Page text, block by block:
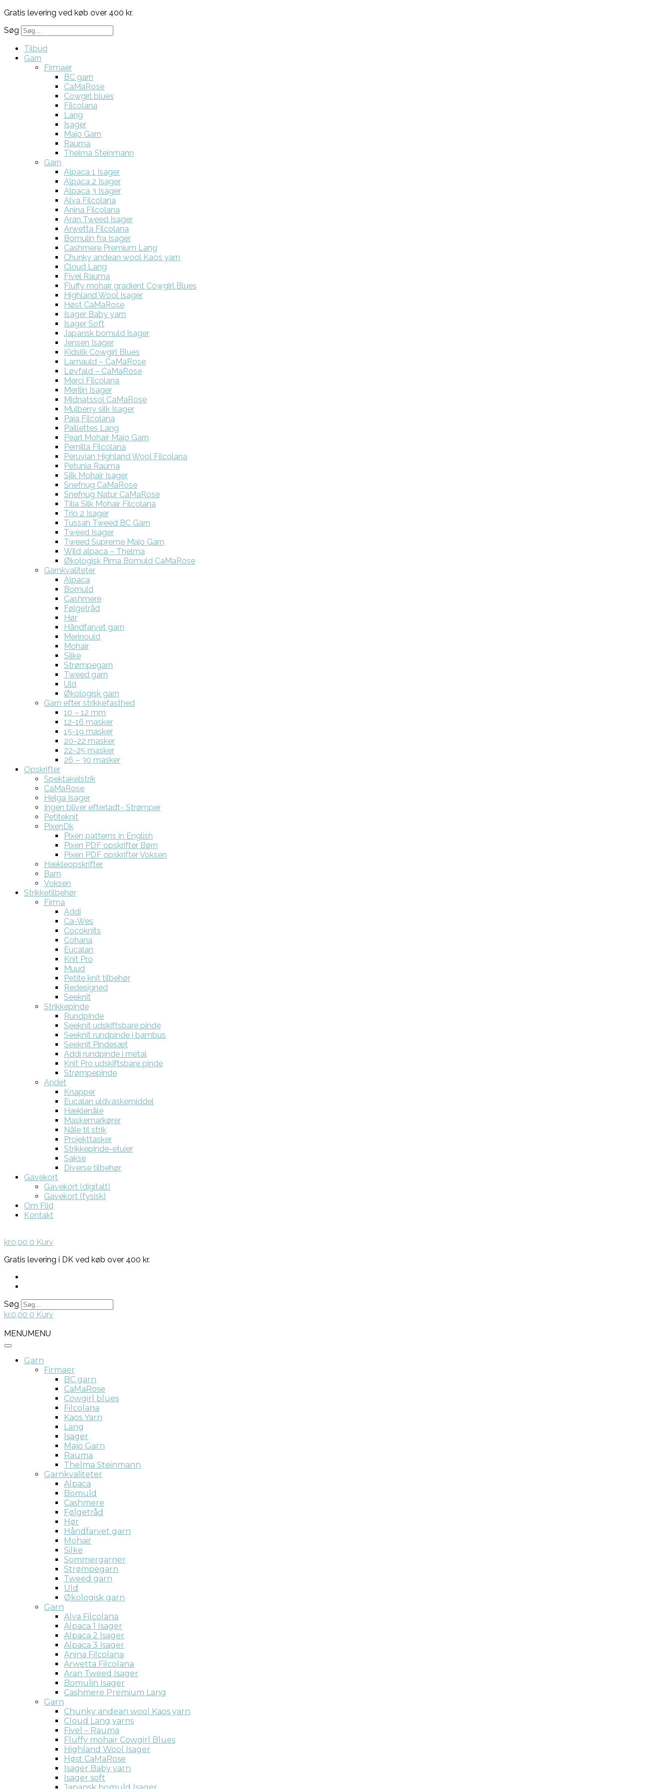
Gratis levering ved køb over 400 kr.
Søg
Tilbud
Garn
Firmaer
BC garn
CaMaRose
Cowgirl blues
Filcolana
Lang
Isager
Majo Garn
Rauma
Thelma Steinmann
Garn
Alpaca 1 Isager
Alpaca 2 Isager
Alpaca 3 Isager
Alva Filcolana
Anina Filcolana
Aran Tweed Isager
Arwetta Filcolana
Bomulin fra Isager
Cashmere Premium Lang
Chunky andean wool Kaos yarn
Cloud Lang
Fivel Rauma
Fluffy mohair gradient Cowgirl Blues
Highland Wool Isager
Høst CaMaRose
Isager Baby yarn
Isager Soft
Japansk bomuld Isager
Jensen Isager
Kidsilk Cowgirl Blues
Lamauld – CaMaRose
Løvfald – CaMaRose
Merci Filcolana
Merilin Isager
Midnatssol CaMaRose
Mulberry silk Isager
Paia Filcolana
Paillettes Lang
Pearl Mohair Majo Garn
Pernilla Filcolana
Peruvian Highland Wool Filcolana
Petunia Rauma
Silk Mohair Isager
Snefnug CaMaRose
Snefnug Natur CaMaRose
Tilia Silk Mohair Filcolana
Trio 2 Isager
Tussah Tweed BC Garn
Tweed Isager
Tweed Supreme Majo Garn
Wild alpaca – Thelma
Økologisk Pima Bomuld CaMaRose
Garnkvaliteter
Alpaca
Bomuld
Cashmere
Følgetråd
Hør
Håndfarvet garn
Merinould
Mohair
Silke
Strømpegarn
Tweed garn
Uld
Økologisk garn
Garn efter strikkefasthed
10 – 12 mm
12-16 masker
15-19 masker
20-22 masker
22-25 masker
26 – 30 masker
Opskrifter
Spektakelstrik
CaMaRose
Helga Isager
Ingen bliver efterladt- Strømper
Petiteknit
PixenDk
Pixen patterns in English
Pixen PDF opskrifter Børn
Pixen PDF opskrifter Voksen
Hækleopskrifter
Barn
Voksen
Strikketilbehør
Firma
Addi
Ca-Wes
Cocoknits
Cohana
Eucalan
Knit Pro
Muud
Petite knit tilbehør
Redesigned
Seeknit
Strikkepinde
Rundpinde
Seeknit udskiftsbare pinde
Seeknit rundpinde i bambus
Seeknit Pindesæt
Addi rundpinde i metal
Knit Pro udskiftsbare pinde
Strømpepinde
Andet
Knapper
Eucalan uldvaskemiddel
Hæklenåle
Maskemarkører
Nåle til strik
Projekttasker
Strikkepinde-etuier
Sakse
Diverse tilbehør
Gavekort
Gavekort (digitalt)
Gavekort (fysisk)
Om Flid
Kontakt
kr.0,00 0 Kurv
Gratis levering i DK ved køb over 400 kr.
Søg
kr.0,00 0 Kurv
MENUMENU
Garn
Firmaer
BC garn
CaMaRose
Cowgirl blues
Filcolana
Kaos Yarn
Lang
Isager
Majo Garn
Rauma
Thelma Steinmann
Garnkvaliteter
Alpaca
Bomuld
Cashmere
Følgetråd
Hør
Håndfarvet garn
Mohair
Silke
Sommergarner
Strømpegarn
Tweed garn
Uld
Økologisk garn
Garn
Alva Filcolana
Alpaca 1 Isager
Alpaca 2 Isager
Alpaca 3 Isager
Anina Filcolana
Arwetta Filcolana
Aran Tweed Isager
Bomulin Isager
Cashmere Premium Lang
Garn
Chunky andean wool Kaos yarn
Cloud Lang yarns
Fivel – Rauma
Fluffy mohair Cowgirl Blues
Highland Wool Isager
Høst CaMaRose
Isager Baby yarn
Isager soft